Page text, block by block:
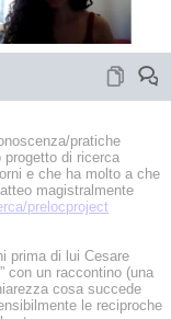
pratiche
di ricerca
e che ha molto a che
magistralmente
prelocproject
prima di lui Cesare
con un raccontino (una
cosa succede
le reciproche